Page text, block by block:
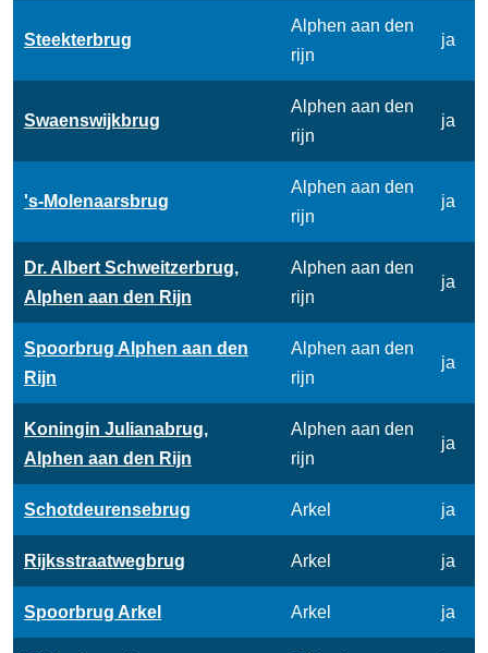
Steekterbrug
Alphen aan den
rijn
ja
Swaenswijkbrug
Alphen aan den
rijn
ja
's-Molenaarsbrug
Alphen aan den
rijn
ja
Dr. Albert Schweitzerbrug,
Alphen aan den Rijn
Alphen aan den
rijn
ja
Spoorbrug Alphen aan den
Rijn
Alphen aan den
rijn
ja
Koningin Julianabrug,
Alphen aan den Rijn
Alphen aan den
rijn
ja
Schotdeurensebrug Arkel ja
Rijksstraatwegbrug Arkel ja
Spoorbrug Arkel Arkel ja